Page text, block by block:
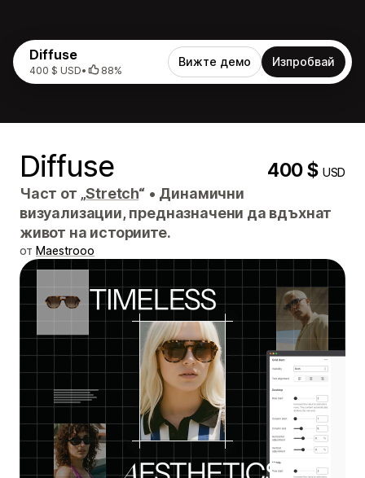
Diffuse
400 $ USD• 88%
Вижте демо Изпробвай
Diffuse 400 $USD
Част от „Stretch“ • Динамични
визуализации, предназначени да вдъхнат
живот на историите.
от Maestrooo